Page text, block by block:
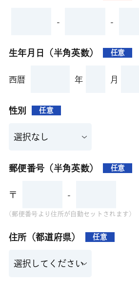
- -
生年月日（半角英数） 任意
西暦 年 月
性別 任意
郵便番号（半角英数） 任意
〒 -
(郵便番号より住所が自動セットされます)
住所（都道府県） 任意